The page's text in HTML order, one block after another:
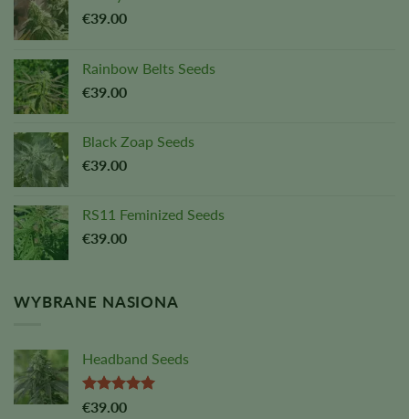
€39.00
Rainbow Belts Seeds
€39.00
Black Zoap Seeds
€39.00
RS11 Feminized Seeds
€39.00
WYBRANE NASIONA
Headband Seeds
Oceniono
€39.00